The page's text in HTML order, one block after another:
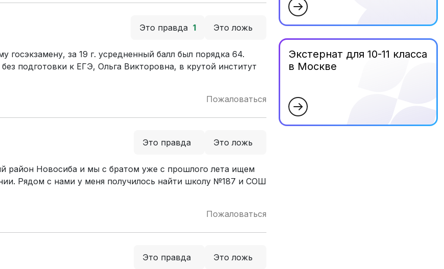
Это правда 1 Это ложь
за 19 г. усредненный балл был порядка 64.
подготовки к ЕГЭ, Ольга Викторовна, в крутой институт
Пожаловаться
Это правда Это ложь
район Новосиба и мы с братом уже с прошлого лета ищем
Рядом с нами у меня получилось найти школу №187 и СОШ
Пожаловаться
Это правда Это ложь
Экстернат для 10-11 класса
в Москве